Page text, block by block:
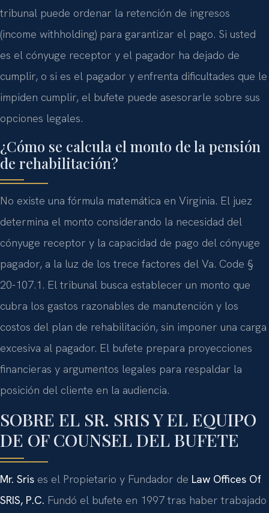
tribunal puede ordenar la retención de ingresos
(income withholding) para garantizar el pago. Si usted
es el cónyuge receptor y el pagador ha dejado de
cumplir, o si es el pagador y enfrenta dificultades que le
impiden cumplir, el bufete puede asesorarle sobre sus
opciones legales.
¿Cómo se calcula el monto de la pensión
de rehabilitación?
No existe una fórmula matemática en Virginia. El juez
determina el monto considerando la necesidad del
cónyuge receptor y la capacidad de pago del cónyuge
pagador, a la luz de los trece factores del Va. Code §
20-107.1. El tribunal busca establecer un monto que
cubra los gastos razonables de manutención y los
costos del plan de rehabilitación, sin imponer una carga
excesiva al pagador. El bufete prepara proyecciones
financieras y argumentos legales para respaldar la
posición del cliente en la audiencia.
SOBRE EL SR. SRIS Y EL EQUIPO
DE OF COUNSEL DEL BUFETE
Mr. Sris es el Propietario y Fundador de Law Offices Of
SRIS, P.C. Fundó el bufete en 1997 tras haber trabajado